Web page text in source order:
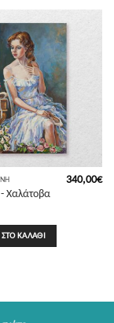
Χαλάτοβα
340,00€
ΚΑΛΆΘΙ